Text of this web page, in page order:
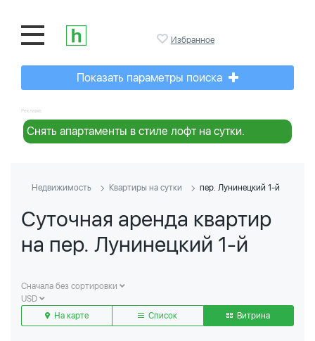
Избранное
Показать параметры поиска
Реклама:
Снять апартаменты в стиле лофт на сутки.
Недвижимость Квартиры на сутки пер. Лунинецкий 1-й
Суточная аренда квартир
на пер. Лунинецкий 1-й
Сначала без сортировки
USD
На карте
Список Витрина